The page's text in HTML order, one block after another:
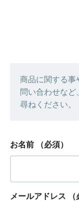
商品に関する事
問い合わせな
尋ねください。
お名前 （必須）
メールアドレス